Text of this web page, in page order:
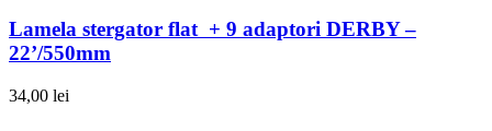
Lamela stergator flat + 9 adaptori DERBY –
22’/550mm
34,00 lei